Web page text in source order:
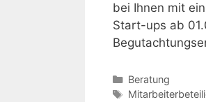
bei Ihnen mit
Start-ups ab
Kategorien
Beratung
Schlagwörter